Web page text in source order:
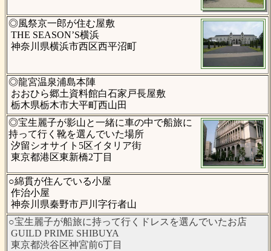
◎風祭京一郎が住む屋敷
THE SEASON’S横浜
神奈川県横浜市西区西平沼町
◎龍宮温泉浦島本陣
おおひら郷土資料館白石家戸長屋敷
栃木県栃木市大平町西山田
◎宝生麗子が影山と一緒に車の中で船旅に
持って行く靴を選んでいた場所
汐留シオサイト5区イタリア街
東京都港区東新橋2丁目
○綿貫が住んでいる小屋
作治小屋
神奈川県秦野市戸川字行者山
○宝生麗子が船旅に持って行くドレスを選んでいたお店
GUILD PRIME SHIBUYA
東京都渋谷区神宮前6丁目